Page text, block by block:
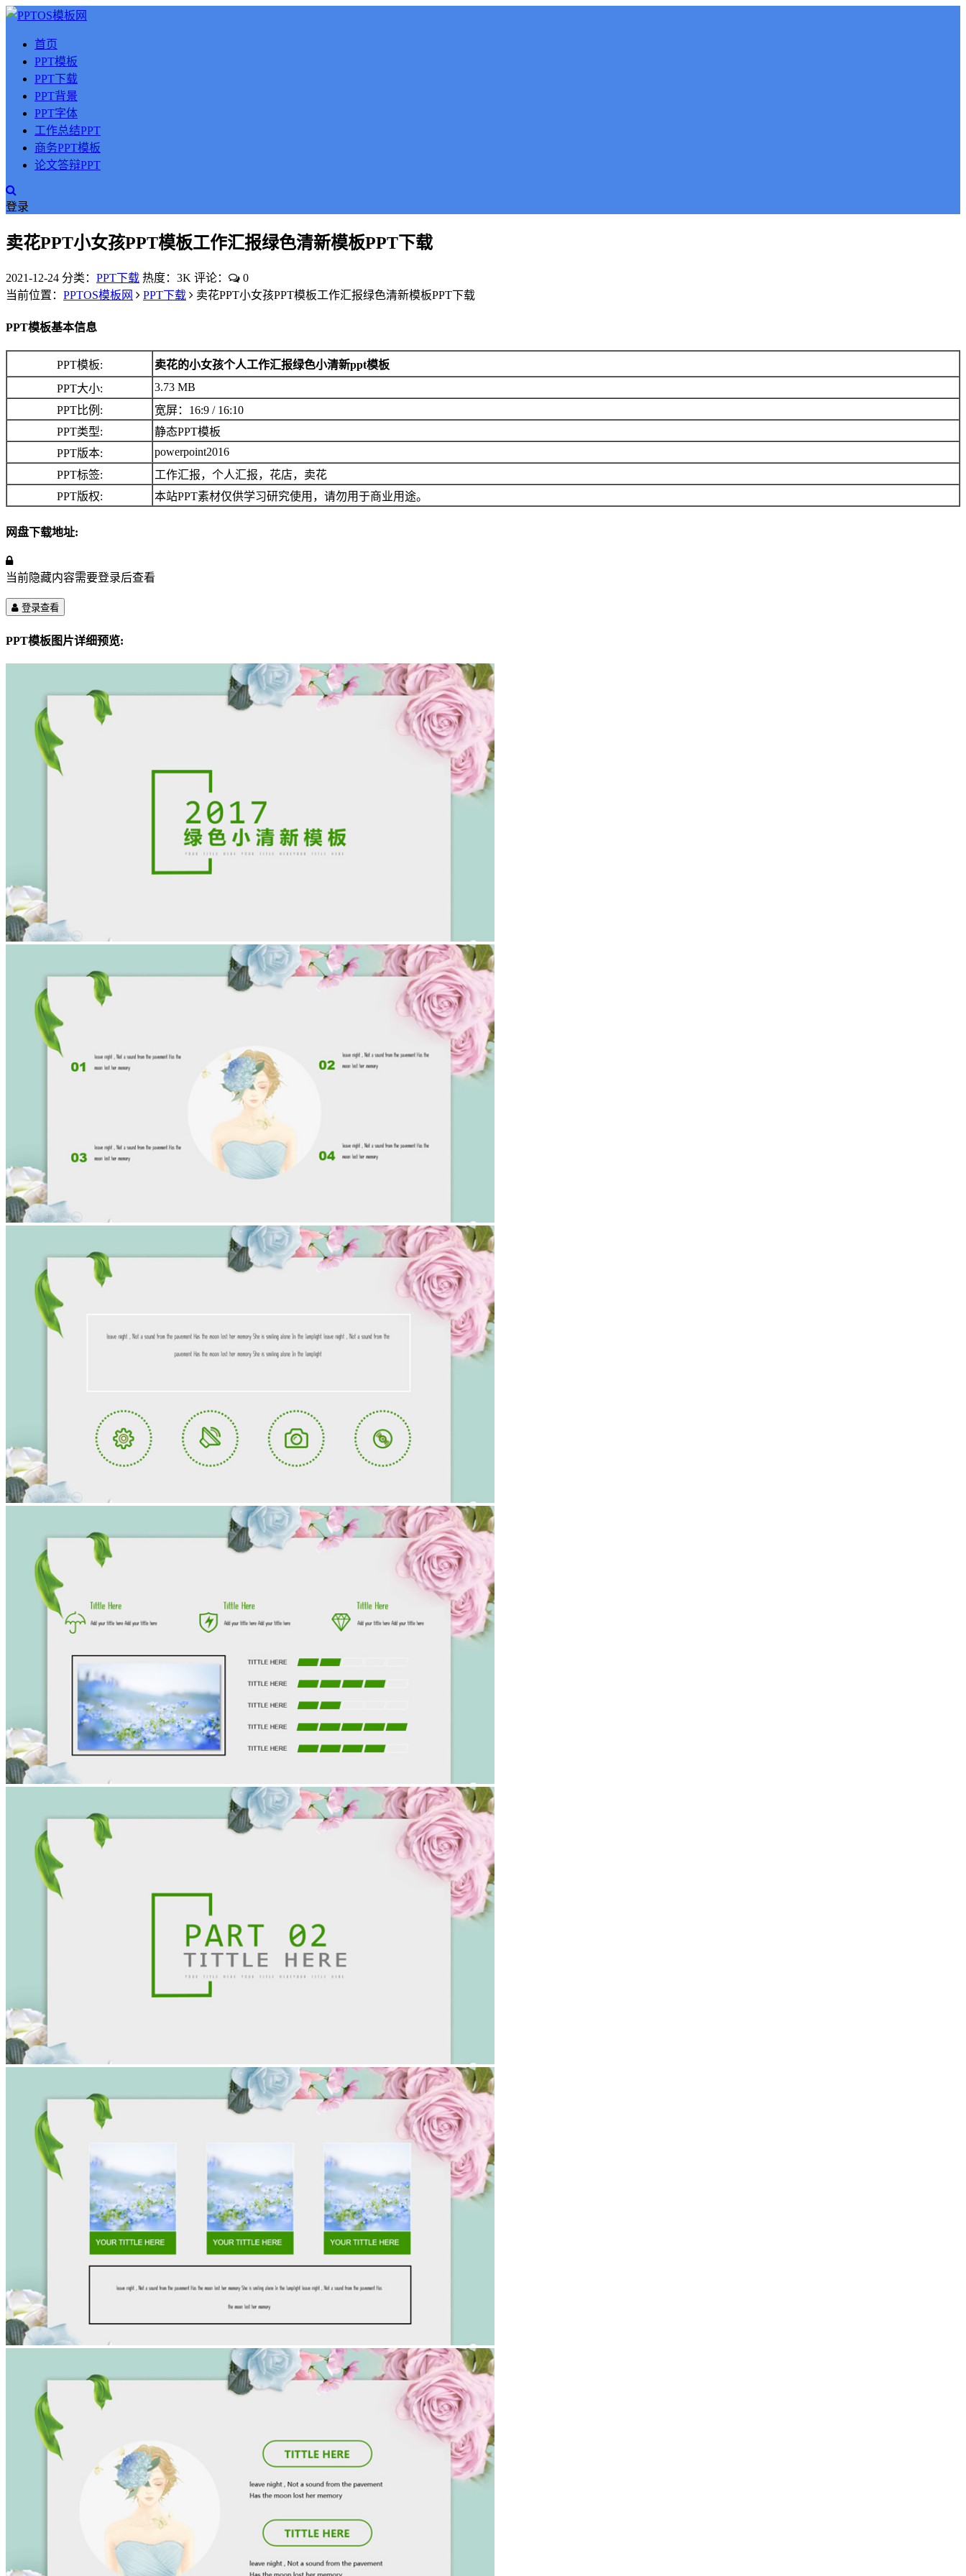
首页
PPT模板
PPT下载
PPT背景
PPT字体
工作总结PPT
商务PPT模板
论文答辩PPT
登录
卖花PPT小女孩PPT模板工作汇报绿色清新模板PPT下载
2021-12-24 分类： PPT下载 热度：3K 评论：
0
当前位置： PPTOS模板网 PPT下载 卖花PPT小女孩PPT模板工作汇报绿色清新模板PPT下载
PPT模板基本信息
PPT模板:
卖花的小女孩个人工作汇报绿色小清新ppt模板
PPT大小:
3.73 MB
PPT比例:
宽屏：16:9 / 16:10
PPT类型:
静态PPT模板
PPT版本:
powerpoint2016
PPT标签:
工作汇报，个人汇报，花店，卖花
PPT版权:
本站PPT素材仅供学习研究使用，请勿用于商业用途。
网盘下载地址:
当前隐藏内容需要登录后查看
登录查看
PPT模板图片详细预览: